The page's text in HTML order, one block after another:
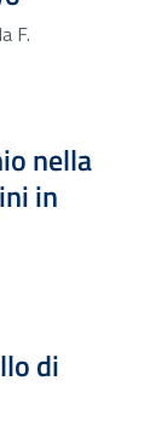
F.
nella
in
913.14 kB
di
120.34 kB